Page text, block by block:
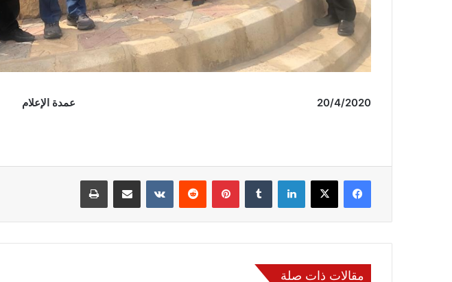
20/4/2020 عمدة الإعلام
فيسبوك لينكدإن بينتيريست
مقالات ذات صلة